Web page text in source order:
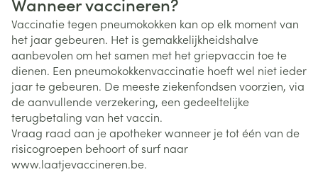
Vaccinatie tegen pneumokokken kan op elk moment van
het jaar gebeuren. Het is gemakkelijkheidshalve
aanbevolen om het samen met het griepvaccin toe te
dienen. Een pneumokokkenvaccinatie hoeft wel niet ieder
jaar te gebeuren. De meeste ziekenfondsen voorzien, via
de aanvullende verzekering, een gedeeltelijke
terugbetaling van het vaccin.
Vraag raad aan je apotheker wanneer je tot één van de
risicogroepen behoort of surf naar
www.laatjevaccineren.be.